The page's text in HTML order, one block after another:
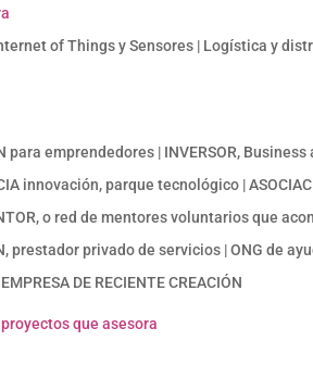
of Things y Sensores | Logística y
para emprendedores | INVERSOR,
innovación, parque tecnológico |
o red de mentores voluntarios que
prestador privado de servicios | ONG de
DE RECIENTE CREACIÓN
que asesora